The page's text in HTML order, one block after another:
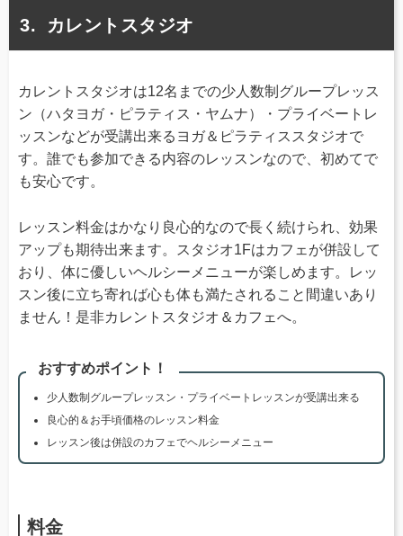
カレントスタジオ
カレントスタジオは12名までの少人数制グループレッス
ン（ハタヨガ・ピラティス・ヤムナ）・プライベートレ
ッスンなどが受講出来るヨガ＆ピラティススタジオで
す。誰でも参加できる内容のレッスンなので、初めてで
も安心です。
レッスン料金はかなり良心的なので長く続けられ、効果
アップも期待出来ます。スタジオ1Fはカフェが併設して
おり、体に優しいヘルシーメニューが楽しめます。レッ
スン後に立ち寄れば心も体も満たされること間違いあり
ません！是非カレントスタジオ＆カフェへ。
おすすめポイント！
少人数制グループレッスン・プライベートレッスンが受講出来る
良心的＆お手頃価格のレッスン料金
レッスン後は併設のカフェでヘルシーメニュー
料金